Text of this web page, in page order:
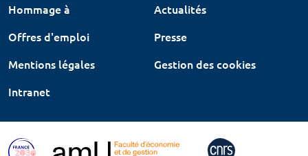
Hommage à
Actualités
Offres d'emploi
Presse
Mentions légales
Gestion des cookies
Intranet